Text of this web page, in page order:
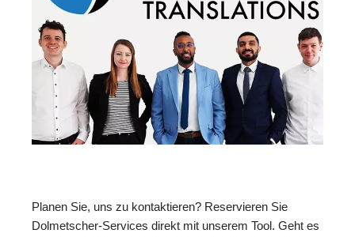
Planen Sie, uns zu kontaktieren? Reservieren Sie
Dolmetscher-Services direkt mit unserem Tool. Geht es